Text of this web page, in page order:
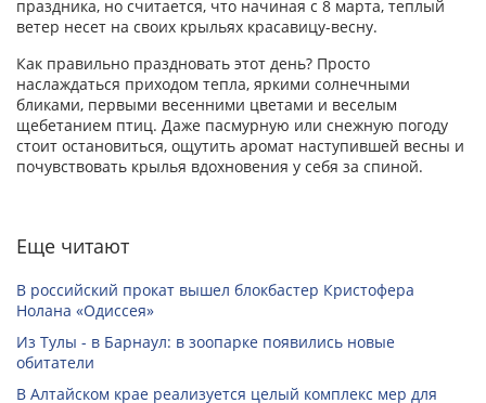
праздника, но считается, что начиная с 8 марта, теплый
ветер несет на своих крыльях красавицу-весну.
Как правильно праздновать этот день? Просто
наслаждаться приходом тепла, яркими солнечными
бликами, первыми весенними цветами и веселым
щебетанием птиц. Даже пасмурную или снежную погоду
стоит остановиться, ощутить аромат наступившей весны и
почувствовать крылья вдохновения у себя за спиной.
Еще читают
В российский прокат вышел блокбастер Кристофера
Нолана «Одиссея»
Из Тулы - в Барнаул: в зоопарке появились новые
обитатели
В Алтайском крае реализуется целый комплекс мер для